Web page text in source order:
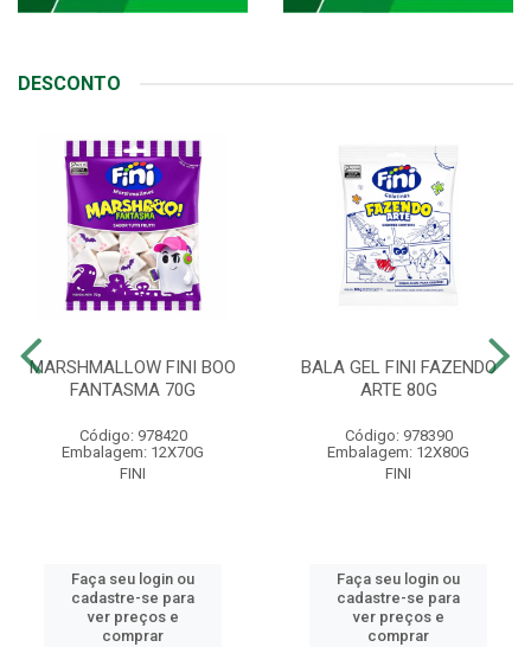
DESCONTO
MARSHMALLOW FINI BOO
FANTASMA 70G
Código: 978420
Embalagem: 12X70G
FINI
Faça seu login ou
cadastre-se para
ver preços e
comprar
BALA GEL FINI FAZENDO
ARTE 80G
Código: 978390
Embalagem: 12X80G
FINI
Faça seu login ou
cadastre-se para
ver preços e
comprar